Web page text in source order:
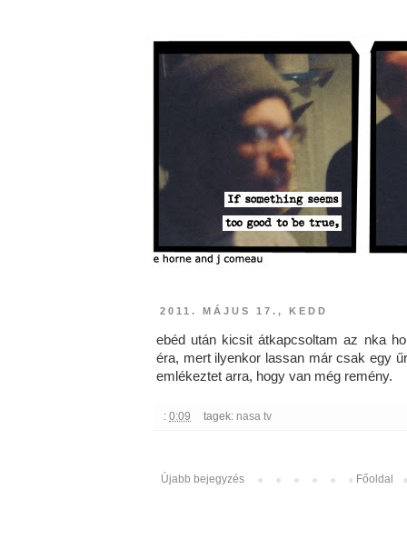
2011. MÁJUS 17., KEDD
ebéd után kicsit átkapcsoltam az nka
éra, mert ilyenkor lassan már csak egy
emlékeztet arra, hogy van még remény.
: 0:09 tagek: nasa tv
Újabb bejegyzés Főoldal